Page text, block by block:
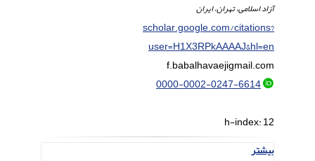
آزاد اسلامی، تهران، ایران
scholar.google.com/citations?
user=H1X3RPkAAAAJ&hl=en
f.babalhavaejigmail.com
0000-0002-0247-6614
h-index:12
بیشتر